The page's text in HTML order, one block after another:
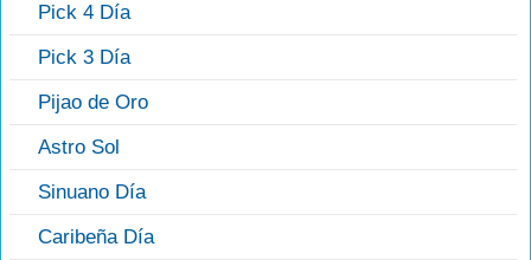
Pick 4 Día
Pick 3 Día
Pijao de Oro
Astro Sol
Sinuano Día
Caribeña Día